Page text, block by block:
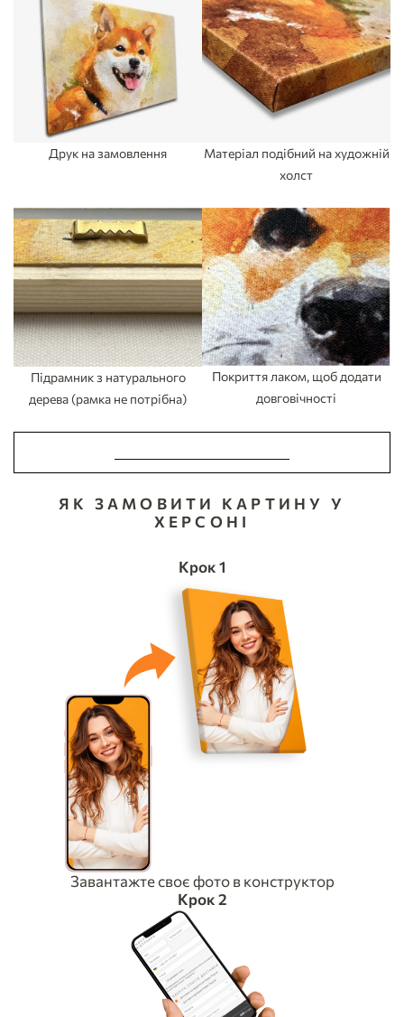
Друк на замовлення
Матеріал подібний на художній
холст
Підрамник з натурального
дерева (рамка не потрібна)
Покриття лаком, щоб додати
довговічності
ЯК ЗАМОВИТИ КАРТИНУ У
ХЕРСОНІ
Крок 1
Завантажте своє фото в конструктор
Крок 2